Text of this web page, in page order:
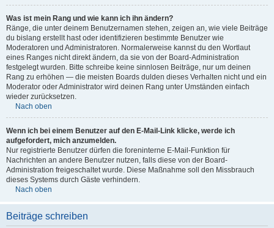
Was ist mein Rang und wie kann ich ihn ändern?
Ränge, die unter deinem Benutzernamen stehen, zeigen an, wie viele Beiträge
du bislang erstellt hast oder identifizieren bestimmte Benutzer wie
Moderatoren und Administratoren. Normalerweise kannst du den Wortlaut
eines Ranges nicht direkt ändern, da sie von der Board-Administration
festgelegt wurden. Bitte schreibe keine sinnlosen Beiträge, nur um deinen
Rang zu erhöhen — die meisten Boards dulden dieses Verhalten nicht und ein
Moderator oder Administrator wird deinen Rang unter Umständen einfach
wieder zurücksetzen.
Nach oben
Wenn ich bei einem Benutzer auf den E-Mail-Link klicke, werde ich
aufgefordert, mich anzumelden.
Nur registrierte Benutzer dürfen die foreninterne E-Mail-Funktion für
Nachrichten an andere Benutzer nutzen, falls diese von der Board-
Administration freigeschaltet wurde. Diese Maßnahme soll den Missbrauch
dieses Systems durch Gäste verhindern.
Nach oben
Beiträge schreiben